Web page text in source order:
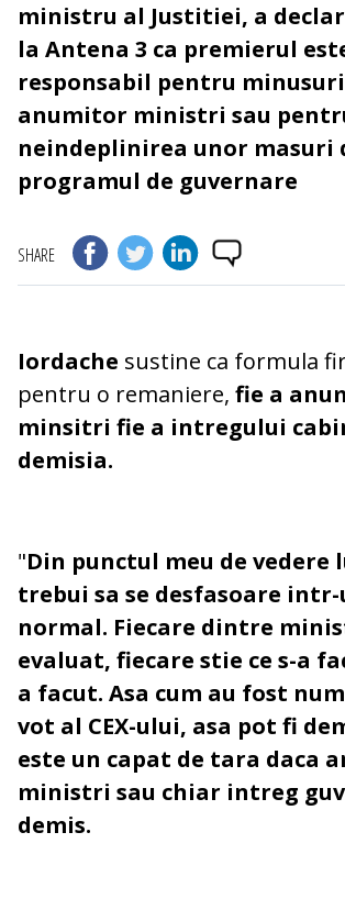
ministru al Justitiei, a
la Antena 3 ca premierul
responsabil pentru
anumitor ministri sau
neindeplinirea unor masuri
programul de guvernare
SHARE
Iordache sustine ca formula
pentru o remaniere, fie a
minsitri fie a intregului
demisia.
"Din punctul meu de vedere
trebui sa se desfasoare intr-
normal. Fiecare dintre
evaluat, fiecare stie ce s-a
a facut. Asa cum au fost
vot al CEX-ului, asa pot fi
este un capat de tara daca
ministri sau chiar intreg
demis.